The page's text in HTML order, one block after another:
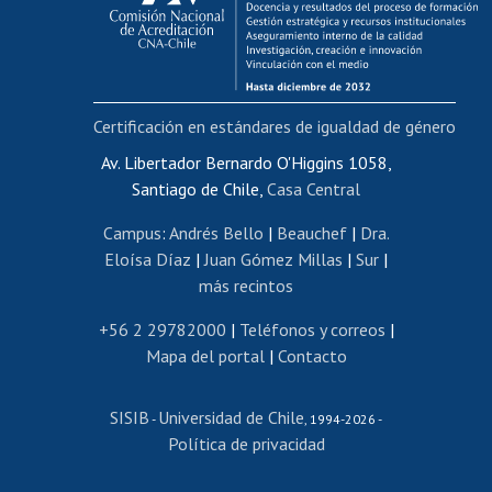
Funcionarias/os
Cursos internos de capacitación
Bienestar del personal
Portal de movilidad interna
Certificado de renta
Certificado de renta honorarios
Editar páginas blancas
Extranjeras/os
Revalidación y reconocimiento de títulos
Postulación al Programa de Movilidad Estudiantil
Cursos de español
Av. Libertador Bernardo O'Higgins 1058,
Santiago de Chile, Casa Central
Campus: Andrés Bello | Beauchef| Dra.
Eloísa Díaz |Juan Gómez Millas | Sur |
más recintos
+56 2 29782000 | Teléfonos y correos |
Mapa del portal| Contacto
SISIB - Universidad de Chile, 1994-2026 -
Política de privacidad
Certificación en estándares de igualdad de género